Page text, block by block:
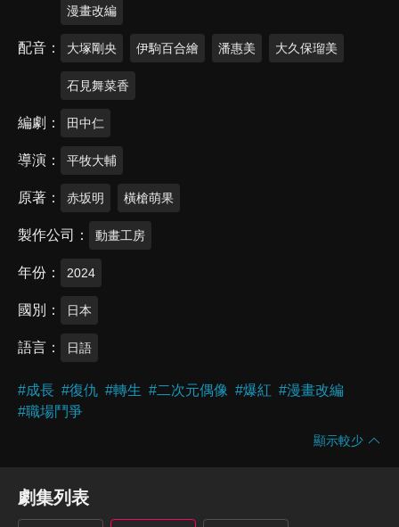
漫畫改編
配音 大塚剛央 伊駒百合繪 潘惠美 大久保瑠美
石見舞菜香
編劇 田中仁
導演 平牧大輔
原著 赤坂明 橫槍萌果
製作公司 動畫工房
年份 2024
國別 日本
語言 日語
#成長 #復仇 #轉生 #二次元偶像 #爆紅 #漫畫改編
#職場鬥爭
顯示較少
劇集列表